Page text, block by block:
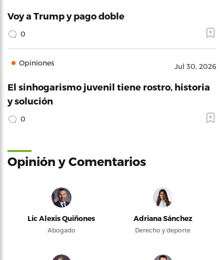
Voy a Trump y pago doble
0
Opiniones Jul 30, 2026
El sinhogarismo juvenil tiene rostro, historia
y solución
0
Opinión y Comentarios
Lic Alexis Quiñones
Abogado
Adriana Sánchez
Derecho y deporte